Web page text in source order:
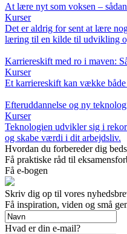
At lære nyt som voksen –
Kurser
Det er aldrig for sent at lære
læring til en kilde til udvikling
Karriereskift med ro i maven:
Kurser
Et karriereskift kan vække
Efteruddannelse og ny
Kurser
Teknologien udvikler sig i
og skabe værdi i dit arbejdsliv.
Hvordan du forbereder dig
Få praktiske råd til
Få e-bogen
Skriv dig op til vores
Få inspiration, viden og små
Hvad er din e-mail?